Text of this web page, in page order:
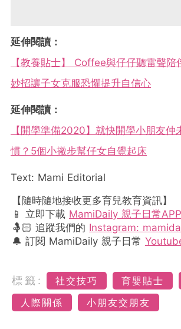
延伸閱讀：
【教養貼士】 Coffee與仔仔聽雷聲
妙招讓子女克服恐懼提升自信心
延伸閱讀：
【開學準備2020】就快開學小朋友仲
慣？5個小撇步幫仔女自覺起床
Text: Mami Editorial
【隨時隨地接收更多育兒教育資訊】
📱 立即下載 MamiDaily 親子日常APP
🤱🏻 追蹤我們的 Instagram:
🔔 訂閱 MamiDaily 親子日常
標籤: 社交技巧 育嬰貼士
人際關係
小朋友交朋友